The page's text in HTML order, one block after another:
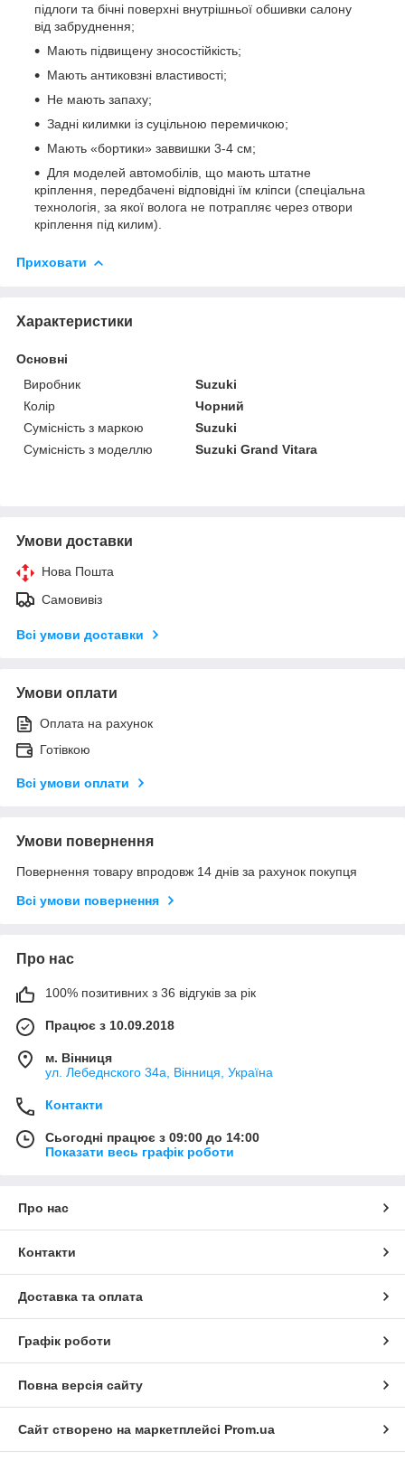
підлоги та бічні поверхні внутрішньої обшивки салону
від забруднення;
Мають підвищену зносостійкість;
Мають антиковзні властивості;
Не мають запаху;
Задні килимки із суцільною перемичкою;
Мають «бортики» заввишки 3-4 см;
Для моделей автомобілів, що мають штатне
кріплення, передбачені відповідні їм кліпси (спеціальна
технологія, за якої волога не потрапляє через отвори
кріплення під килим).
Приховати
Характеристики
Основні
Виробник
Suzuki
Колір
Чорний
Сумісність з маркою
Suzuki
Сумісність з моделлю
Suzuki Grand Vitara
Умови доставки
Нова Пошта
Самовивіз
Всі умови доставки
Умови оплати
Оплата на рахунок
Готівкою
Всі умови оплати
Умови повернення
Повернення товару впродовж 14 днів за рахунок покупця
Всі умови повернення
Про нас
100% позитивних з 36 відгуків за рік
Працює з 10.09.2018
м. Вінниця
ул. Лебеднского 34а, Вінниця, Україна
Контакти
Сьогодні працює з 09:00 до 14:00
Показати весь графік роботи
Про нас
Контакти
Доставка та оплата
Графік роботи
Повна версія сайту
Сайт створено на маркетплейсі Prom.ua